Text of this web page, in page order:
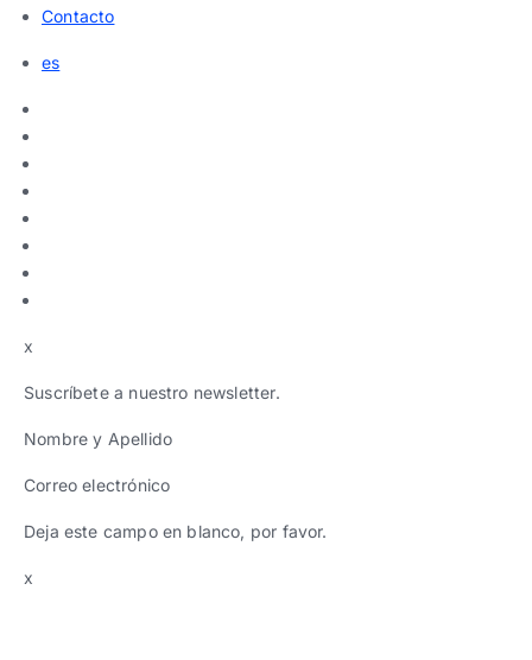
Contacto
es
x
Suscríbete a nuestro newsletter.
Nombre y Apellido
Correo electrónico
Deja este campo en blanco, por favor.
x